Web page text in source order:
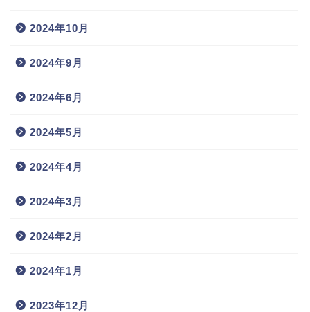
2024年10月
2024年9月
2024年6月
2024年5月
2024年4月
2024年3月
2024年2月
2024年1月
2023年12月